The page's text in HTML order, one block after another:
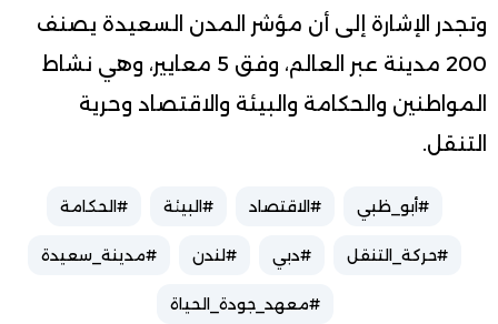
وتجدر الإشارة إلى أن مؤشر المدن السعيدة يصنف
200 مدينة عبر العالم، وفق 5 معايير، وهي نشاط
المواطنين والحكامة والبيئة والاقتصاد وحرية
التنقل.
#أبو_ظبي #الاقتصاد #البيئة #الحكامة
#حركة_التنقل #دبي #لندن #مدينة_سعيدة
#معهد_جودة_الحياة